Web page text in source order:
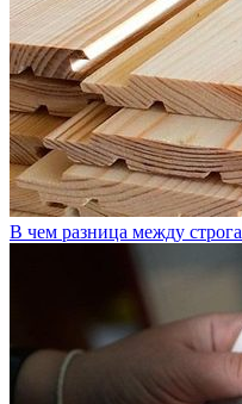
В чем разница между